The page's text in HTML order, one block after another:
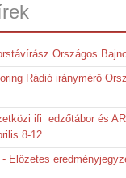
Országos
Rádió iránymérő
ifi edzőtábor és
8-12
- Előzetes